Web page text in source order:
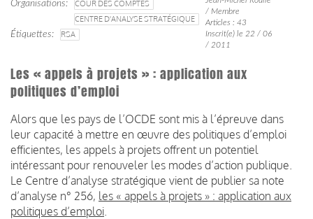
Organisations
COUR DES COMPTES
CENTRE D'ANALYSE STRATÉGIQUE
Étiquettes
RSA
/ Membre
Articles : 43
Inscrit(e) le 22 / 06
/ 2011
Les « appels à projets » : application aux
politiques d’emploi
Alors que les pays de l’OCDE sont mis à l’épreuve dans
leur capacité à mettre en œuvre des politiques d’emploi
efficientes, les appels à projets offrent un potentiel
intéressant pour renouveler les modes d’action publique.
Le Centre d’analyse stratégique vient de publier sa note
d’analyse n° 256, les « appels à projets » : application aux
politiques d’emploi